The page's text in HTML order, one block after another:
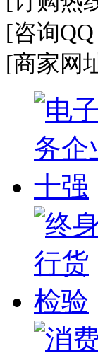
[咨询
[商家网